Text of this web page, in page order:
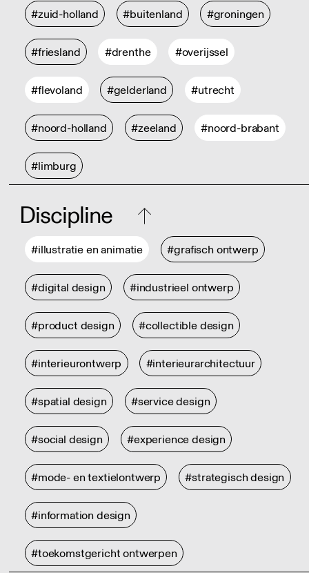
#zuid-holland #buitenland #groningen
#friesland #drenthe #overijssel
#flevoland #gelderland #utrecht
#noord-holland #zeeland #noord-brabant
#limburg
Discipline
#illustratie en animatie #grafisch ontwerp
#digital design #industrieel ontwerp
#product design #collectible design
#interieurontwerp #interieurarchitectuur
#spatial design #service design
#social design #experience design
#mode- en textielontwerp #strategisch design
#information design
#toekomstgericht ontwerpen